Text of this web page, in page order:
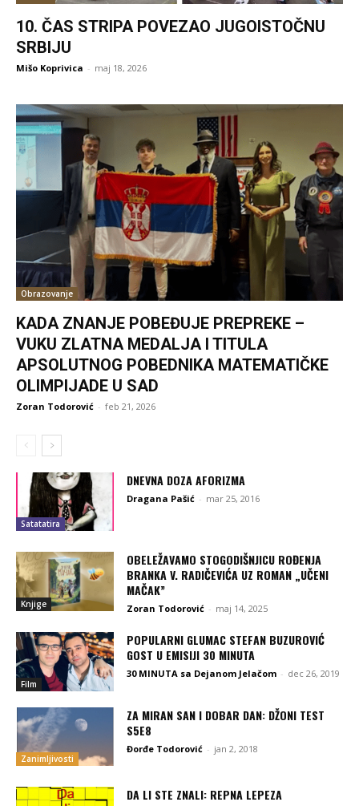
10. ČAS STRIPA POVEZAO JUGOISTOČNU
SRBIJU
Mišo Koprivica - maj 18, 2026
Obrazovanje
KADA ZNANJE POBEĐUJE PREPREKE –
VUKU ZLATNA MEDALJA I TITULA
APSOLUTNOG POBEDNIKA MATEMATIČKE
OLIMPIJADE U SAD
Zoran Todorović - feb 21, 2026
Satatatira
DNEVNA DOZA AFORIZMA
Dragana Pašić - mar 25, 2016
Knjige
OBELEŽAVAMO STOGODIŠNJICU ROĐENJA
BRANKA V. RADIČEVIĆA UZ ROMAN „UČENI
MAČAK”
Zoran Todorović - maj 14, 2025
Film
POPULARNI GLUMAC STEFAN BUZUROVIĆ
GOST U EMISIJI 30 MINUTA
30 MINUTA sa Dejanom Jelačom - dec 26, 2019
Zanimljivosti
ZA MIRAN SAN I DOBAR DAN: DŽONI TEST
S5E8
Đorđe Todorović - jan 2, 2018
DA LI STE ZNALI: REPNA LEPEZA